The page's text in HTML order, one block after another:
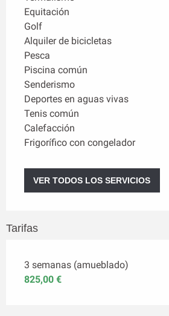
Equitación
Golf
Alquiler de bicicletas
Pesca
Piscina común
Senderismo
Deportes en aguas vivas
Tenis común
Calefacción
Frigorífico con congelador
VER TODOS LOS SERVICIOS
Tarifas
3 semanas (amueblado)
825,00 €